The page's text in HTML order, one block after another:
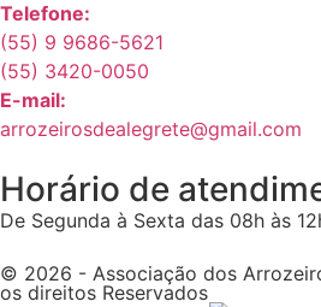
Telefone:
(55) 9 9686-5621
(55) 3420-0050
E-mail:
arrozeirosdealegrete@gmail.com
Horário de
De Segunda à Sexta das 08h às
© 2026 - Associação dos
os direitos Reservados